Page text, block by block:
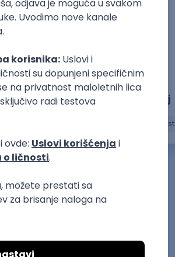
Reditelj
umetnost